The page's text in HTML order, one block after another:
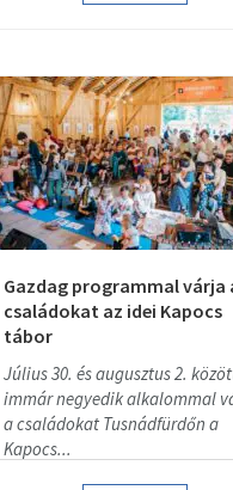
Gazdag programmal várja
családokat az idei Kapocs
tábor
Július 30. és augusztus 2.
immár negyedik alkalommal
a családokat Tusnádfürdőn a
Kapocs...